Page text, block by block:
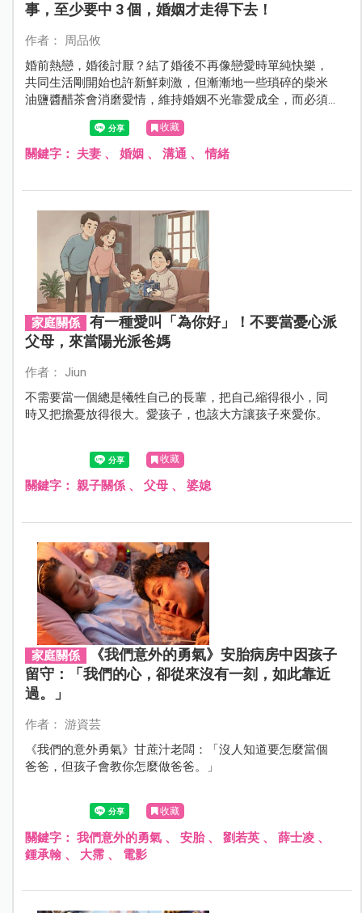
事，至少要中 3 個，婚姻才走得下去！
作者： 周品攸
婚前熱戀，婚後討厭？結了婚後不再像戀愛時單純快樂，
共同生活剛開始也許新鮮刺激，但漸漸地一些瑣碎的柴米
油鹽醬醋茶會消磨愛情，維持婚姻不光靠愛成全，而必須
學會接納與包容，適時地在平淡的生活中加點料，才有辦
法共度下半輩子。
收藏
關鍵字： 夫妻、 婚姻、 溝通、情緒
家庭關係
有一種愛叫「為你好」！不要當憂心派
父母，來當陽光派爸媽
作者： Jiun
不需要當一個總是犧牲自己的長輩，把自己縮得很小，同
時又把擔憂放得很大。愛孩子，也該大方讓孩子來愛你。
收藏
關鍵字： 親子關係、 父母、 婆媳
家庭關係
《我們意外的勇氣》安胎病房中因孩子
留守：「我們的心，卻從來沒有一刻，如此靠近
過。」
作者： 游資芸
《我們的意外勇氣》甘蔗汁老闆：「沒人知道要怎麼當個
爸爸，但孩子會教你怎麼做爸爸。」
收藏
關鍵字： 我們意外的勇氣、 安胎、 劉若英、 薛士凌、
鍾承翰、 大霈、 電影